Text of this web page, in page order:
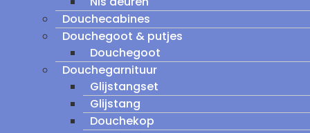
Douchecabines
Douchegoot & putjes
Douchegoot
Douchegarnituur
Glijstangset
Glijstang
Douchekop